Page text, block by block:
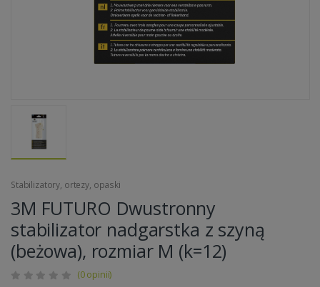
Stabilizatory, ortezy, opaski
3M FUTURO Dwustronny
stabilizator nadgarstka z szyną
(beżowa), rozmiar M (k=12)
(0 opinii)